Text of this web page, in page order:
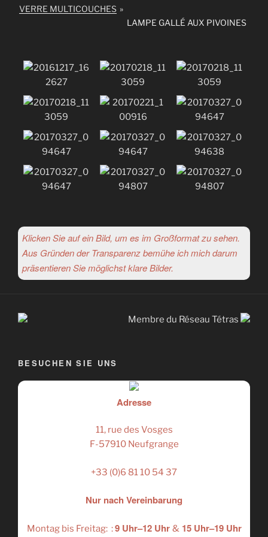
VERRE MULTICOUCHES »
LAMPE GALLÉ AUX PIVOINES
Klicken Sie auf ein Bild, um es im Großformat zu sehen.
Aus Gründen der Transparenz bemühe ich mich darum
präsentieren Sie möglichst klare Bilder.
Membre du Réseau Tétras
BESUCHEN SIE UNS
Adresse
11, rue des Vosges
F-57910 Neufgrange
+33 (0)6 81 10 54 37
Nur nach Vereinbarung
Montag bis Freitag: :9 Uhr–12 Uhr &15 Uhr–19 Uhr